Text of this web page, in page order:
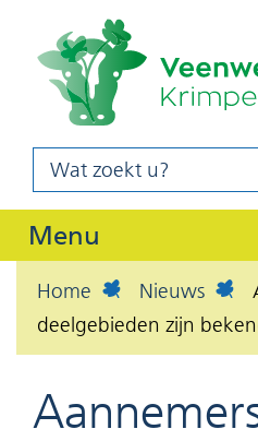
o
Wat
zoekt
u?
Menu
Home Nieuws
deelgebieden zijn